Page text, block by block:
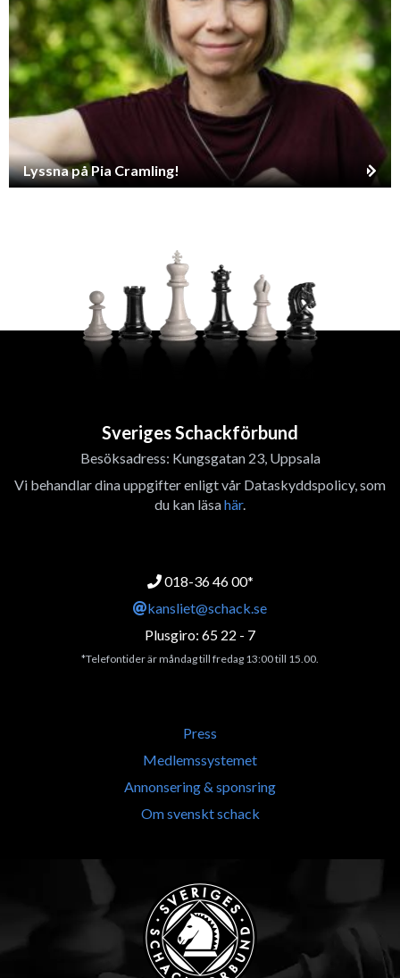
Lyssna på Pia Cramling!
Sveriges Schackförbund
Besöksadress: Kungsgatan 23, Uppsala
Vi behandlar dina uppgifter enligt vår Dataskyddspolicy, som
du kan läsahär.
018-36 46 00*
kansliet@schack.se
Plusgiro: 65 22 - 7
*Telefontider är måndag till fredag 13:00 till 15.00.
Press
Medlemssystemet
Annonsering & sponsring
Om svenskt schack